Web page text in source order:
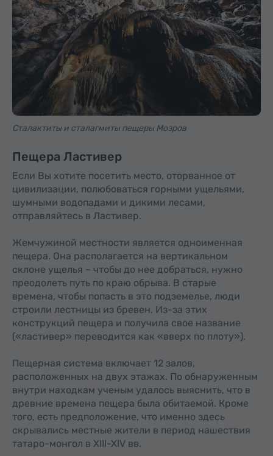
Сталактиты и сталагмиты пещеры Мозров
Пещера Ластивер
Если Вы хотите посетить место, оторванное от
цивилизации, полюбоваться горными ущельями,
шумными водопадами и дикими лесами,
отправляйтесь в Ластивер.
Жемчужиной местности является одноименная
пещера. Она располагается на вертикальном
склоне ущелья – чтобы до нее добраться, нужно
преодолеть путь по краю обрыва. В старые
времена, чтобы попасть в это подземелье, люди
строили лестницы из бревен. Из-за этих
конструкций пещера и получила свое название
(«ластивер» переводится как «вверх по плоту»).
Пещерная система включает 12 залов,
расположенных на двух этажах. По обнаруженным
внутри находкам ученым удалось выяснить, что в
древние времена пещера была обитаемой. Кроме
того, есть предположение, что именно здесь
скрывались местные жители в период нашествия
татаро-монгол в XIII-XIV вв.